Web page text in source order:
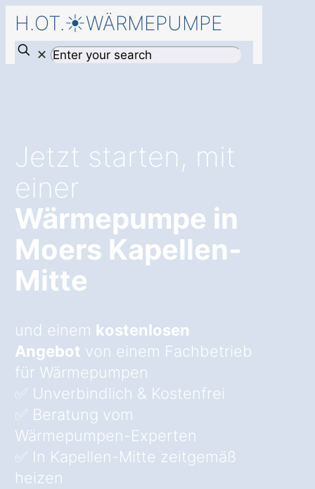
H.OT.☀️WÄRMEPUMPE
✕
Jetzt starten, mit
einer
Wärmepumpe in
Moers Kapellen-
Mitte
und einem kostenlosen
Angebot von einem Fachbetrieb
für Wärmepumpen
✅ Unverbindlich & Kostenfrei
✅ Beratung vom
Wärmepumpen-Experten
✅ In Kapellen-Mitte zeitgemäß
heizen